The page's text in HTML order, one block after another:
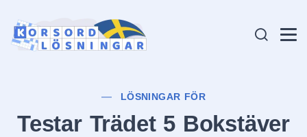
LÖSNINGAR FÖR
Testar Trädet 5 Bokstäver